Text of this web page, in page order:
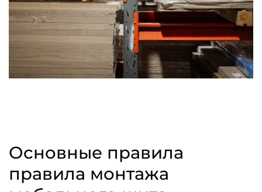
Основные правила
правила монтажа